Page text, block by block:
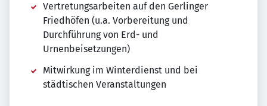
Vertretungsarbeiten auf den Gerlinger
Friedhöfen (u.a. Vorbereitung und
Durchführung von Erd- und
Urnenbeisetzungen)
Mitwirkung im Winterdienst und bei
städtischen Veranstaltungen